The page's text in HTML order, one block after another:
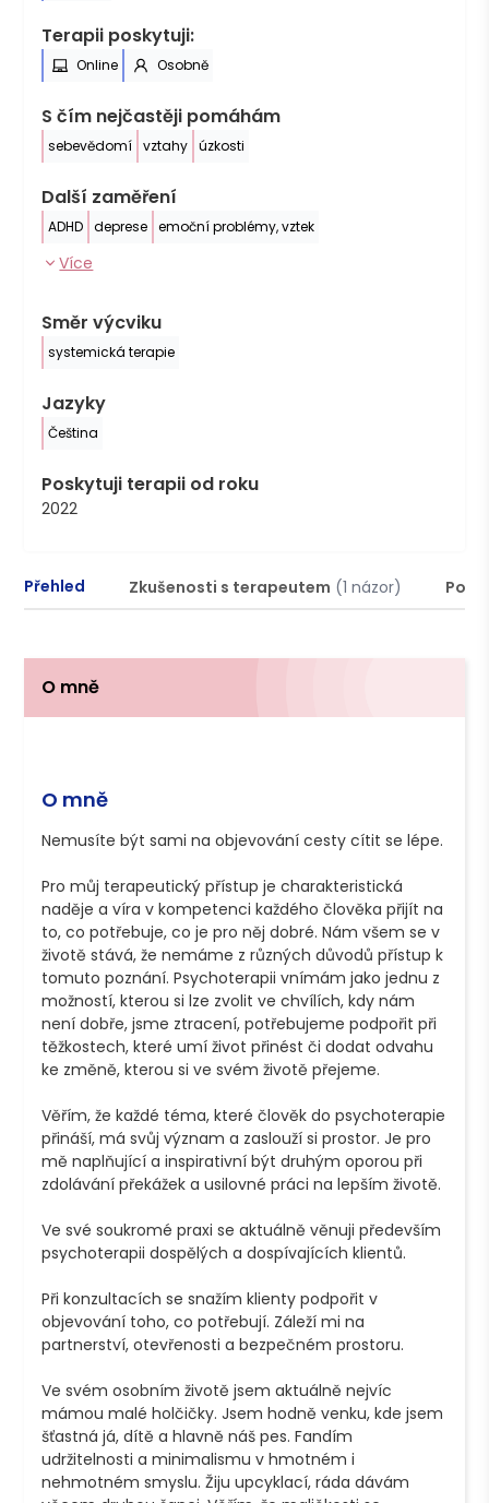
Terapii poskytuji:
Online Osobně
S čím nejčastěji pomáhám
sebevědomí vztahy úzkosti
Další zaměření
ADHD deprese emoční problémy, vztek
Více
Směr výcviku
systemická terapie
Jazyky
Čeština
Poskytuji terapii od roku
2022
Přehled Zkušenosti s terapeutem (1 názor)
O mně
O mně
Nemusíte být sami na objevování cesty cítit se lépe.
Pro můj terapeutický přístup je charakteristická
naděje a víra v kompetenci každého člověka přijít na
to, co potřebuje, co je pro něj dobré. Nám všem se v
životě stává, že nemáme z různých důvodů přístup k
tomuto poznání. Psychoterapii vnímám jako jednu z
možností, kterou si lze zvolit ve chvílích, kdy nám
není dobře, jsme ztracení, potřebujeme podpořit při
těžkostech, které umí život přinést či dodat odvahu
ke změně, kterou si ve svém životě přejeme.
Věřím, že každé téma, které člověk do psychoterapie
přináší, má svůj význam a zaslouží si prostor. Je pro
mě naplňující a inspirativní být druhým oporou při
zdolávání překážek a usilovné práci na lepším životě.
Ve své soukromé praxi se aktuálně věnuji především
psychoterapii dospělých a dospívajících klientů.
Při konzultacích se snažím klienty podpořit v
objevování toho, co potřebují. Záleží mi na
partnerství, otevřenosti a bezpečném prostoru.
Ve svém osobním životě jsem aktuálně nejvíc
mámou malé holčičky. Jsem hodně venku, kde jsem
šťastná já, dítě a hlavně náš pes. Fandím
udržitelnosti a minimalismu v hmotném i
nehmotném smyslu. Žiju upcyklací, ráda dávám